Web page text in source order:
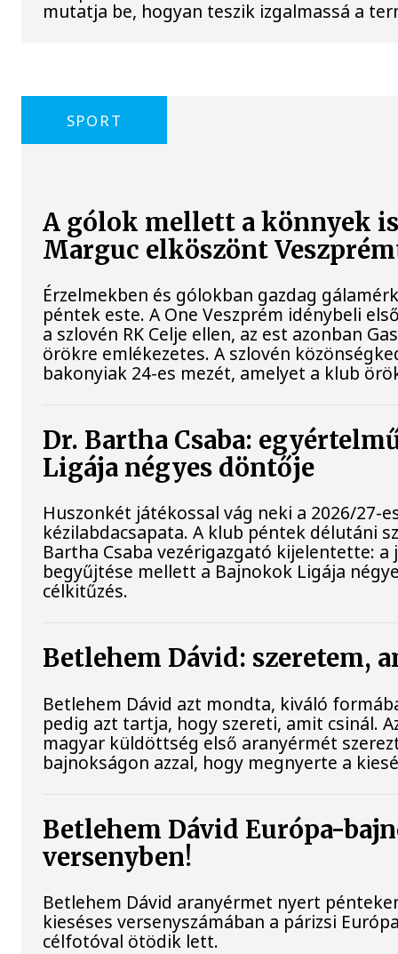
mutatja be, hogyan teszik izgalmassá a
SPORT
A gólok mellett a könnyek
Marguc elköszönt
Érzelmekben és gólokban gazdag
péntek este. A One Veszprém idénybeli
a szlovén RK Celje ellen, az est azonban
örökre emlékezetes. A szlovén
bakonyiak 24-es mezét, amelyet a klub
Dr. Bartha Csaba:
Ligája négyes döntője
Huszonkét játékossal vág neki a 2026/27-
kézilabdacsapata. A klub péntek délutáni
Bartha Csaba vezérigazgató kijelentette:
begyűjtése mellett a Bajnokok Ligája
célkitűzés.
Betlehem Dávid: szeretem,
Betlehem Dávid azt mondta, kiváló
pedig azt tartja, hogy szereti, amit csinál.
magyar küldöttség első aranyérmét
bajnokságon azzal, hogy megnyerte a
Betlehem Dávid Európa-
versenyben!
Betlehem Dávid aranyérmet nyert
kieséses versenyszámában a párizsi
célfotóval ötödik lett.